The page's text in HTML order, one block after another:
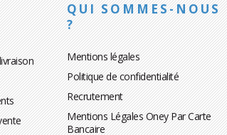
QUI SOMMES-NOUS
?
Mentions légales
Politique de confidentialité
Recrutement
Mentions Légales Oney Par Carte
Bancaire